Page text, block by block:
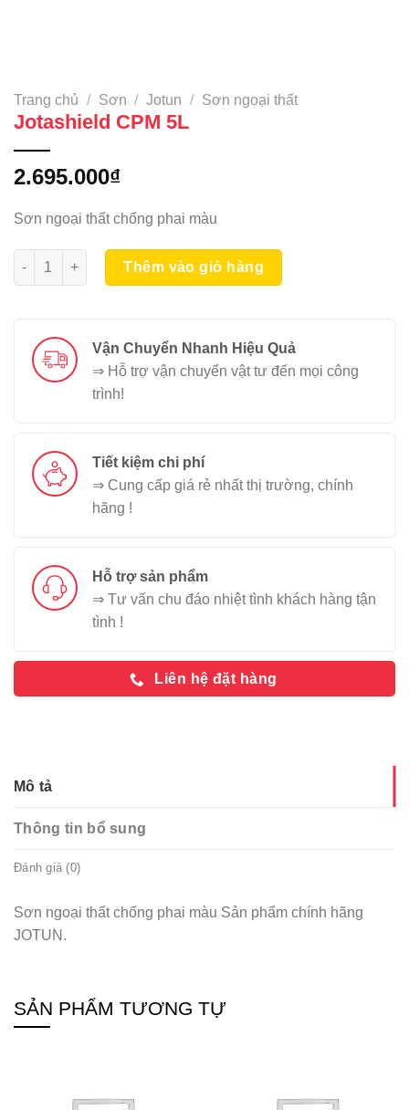
Trang chủ / Sơn / Jotun / Sơn ngoại thất
Jotashield CPM 5L
2.695.000₫
Sơn ngoại thất chống phai màu
Jotashield CPM 5L số lượng
Thêm vào giỏ hàng
Vận Chuyển Nhanh Hiệu Quả
⇒ Hỗ trợ vận chuyển vật tư đến mọi công
trình!
Tiết kiệm chi phí
⇒ Cung cấp giá rẻ nhất thị trường, chính
hãng !
Hỗ trợ sản phẩm
⇒ Tư vấn chu đáo nhiệt tình khách hàng tận
tình !
Liên hệ đặt hàng
Mô tả
Thông tin bổ sung
Đánh giá (0)
Sơn ngoại thất chống phai màu Sản phẩm chính hãng
JOTUN.
SẢN PHẨM TƯƠNG TỰ